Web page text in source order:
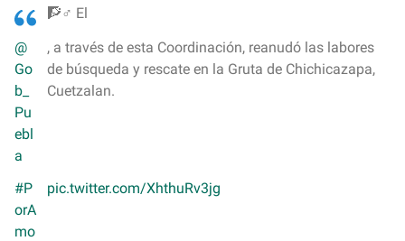
🧗♂️ El
@
Go
b_
Pu
ebl
a
, a través de esta Coordinación, reanudó las labores
de búsqueda y rescate en la Gruta de Chichicazapa,
Cuetzalan.
#P
orA
mo
pic.twitter.com/XhthuRv3jg